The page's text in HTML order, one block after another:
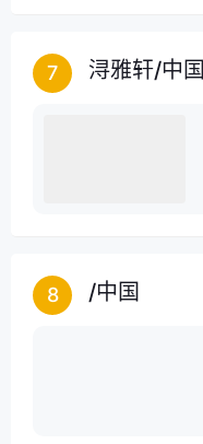
7 浔雅轩/中国
8 /中国